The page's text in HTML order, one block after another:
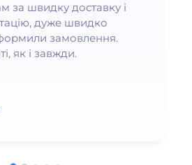
за швидку доставку і
дуже швидко
замовлення.
як і завжди.